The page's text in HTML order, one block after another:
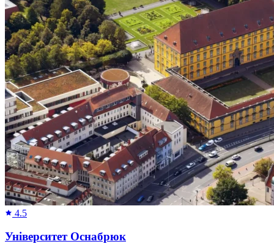
4.5
Університет Оснабрюк